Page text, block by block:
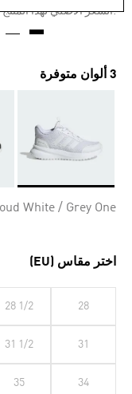
:السعر الأصلي لهذا المنتج
3 ألوان متوفرة
White / Grey One
اختر مقاس (EU)
28
28 1/2
31
31 1/2
34
35